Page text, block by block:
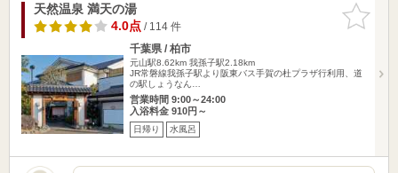
お気に入
りに追加
天然温泉 満天の湯
4.0点/ 114 件
千葉県 / 柏市
元山駅8.62km 我孫子駅2.18km
JR常磐線我孫子駅より阪東バス手賀の杜プラザ行利用、道
の駅しょうなん…
営業時間 9:00～24:00
入浴料金 910円～
日帰り 水風呂